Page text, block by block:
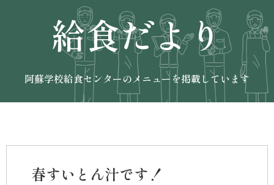
給食だより
阿蘇学校給食センターのメニューを掲載しています
春すいとん汁です！